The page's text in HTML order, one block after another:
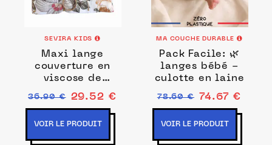
SEVIRA KIDS
Maxi lange
couverture en
viscose de
bambou, Neo
Vintage
36.90 € 29.52 €
VOIR LE PRODUIT
MA COUCHE DURABLE
Pack Facile: 🌿
langes bébé -
culotte en laine
78.60 € 74.67 €
VOIR LE PRODUIT